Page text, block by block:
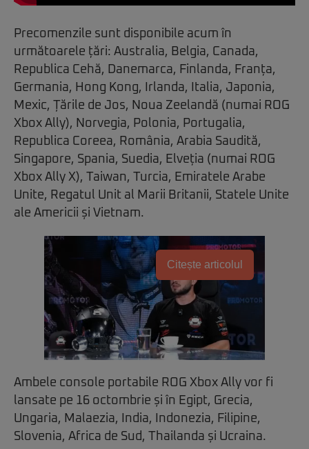
Precomenzile sunt disponibile acum în
următoarele țări: Australia, Belgia, Canada,
Republica Cehă, Danemarca, Finlanda, Franța,
Germania, Hong Kong, Irlanda, Italia, Japonia,
Mexic, Țările de Jos, Noua Zeelandă (numai ROG
Xbox Ally), Norvegia, Polonia, Portugalia,
Republica Coreea, România, Arabia Saudită,
Singapore, Spania, Suedia, Elveția (numai ROG
Xbox Ally X), Taiwan, Turcia, Emiratele Arabe
Unite, Regatul Unit al Marii Britanii, Statele Unite
ale Americii și Vietnam.
Citește articolul
Ambele console portabile ROG Xbox Ally vor fi
lansate pe 16 octombrie și în Egipt, Grecia,
Ungaria, Malaezia, India, Indonezia, Filipine,
Slovenia, Africa de Sud, Thailanda și Ucraina.